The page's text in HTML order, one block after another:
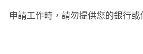
申請工作時，請勿提供您的銀行或